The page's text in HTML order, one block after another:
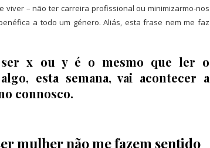
viver – não ter carreira profissional ou minimizarmo-nos
a todo um género. Aliás, esta frase nem me faz
ser x ou y é o mesmo que ler o
esta semana, vai acontecer a
connosco.
mulher não me fazem sentido